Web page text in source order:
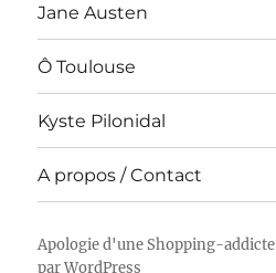
Jane Austen
Ô Toulouse
Kyste Pilonidal
A propos / Contact
Apologie d'une Shopping-addicte
par WordPress